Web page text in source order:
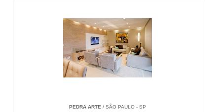
PEDRA ARTE / SÃO PAULO - SP